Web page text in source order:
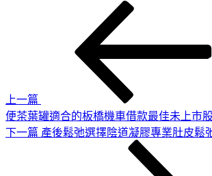
上一篇
便茶葉罐適合的板橋機車借款最佳未上市
下
下一篇 產後鬆弛選擇陰道凝膠專業肚皮鬆